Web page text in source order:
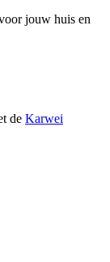
jouw huis en
de Karwei